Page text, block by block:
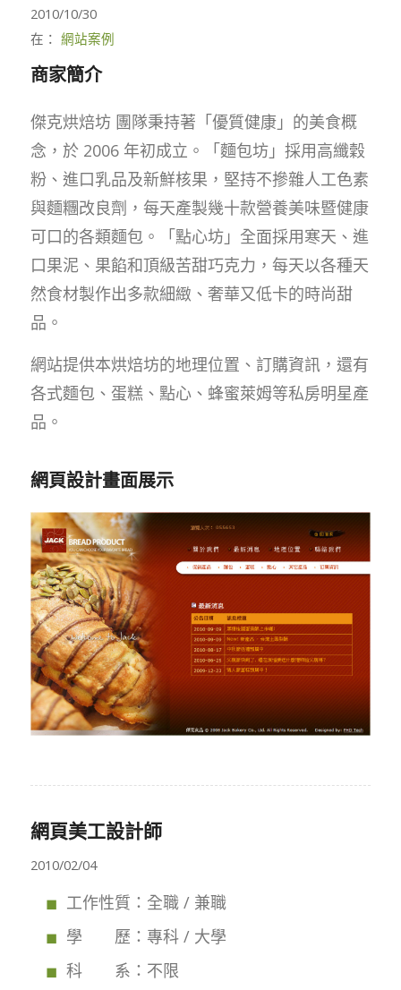
2010/10/30
在： 網站案例
商家簡介
傑克烘焙坊 團隊秉持著「優質健康」的美食概
念，於 2006 年初成立。「麵包坊」採用高纖穀
粉、進口乳品及新鮮核果，堅持不摻雜人工色素
與麵糰改良劑，每天產製幾十款營養美味暨健康
可口的各類麵包。「點心坊」全面採用寒天、進
口果泥、果餡和頂級苦甜巧克力，每天以各種天
然食材製作出多款細緻、奢華又低卡的時尚甜
品。
網站提供本烘焙坊的地理位置、訂購資訊，還有
各式麵包、蛋糕、點心、蜂蜜萊姆等私房明星產
品。
網頁設計畫面展示
網頁美工設計師
2010/02/04
工作性質：全職 / 兼職
學 歷：專科 / 大學
科 系：不限